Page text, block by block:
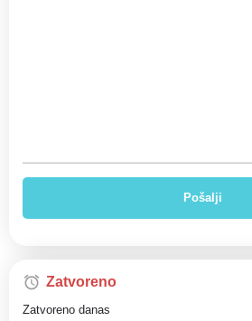
Zatvoreno
Zatvoreno danas